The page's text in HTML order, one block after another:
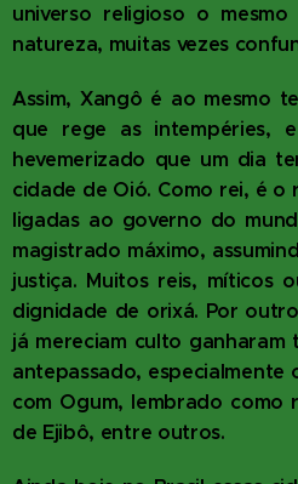
universo religioso o
natureza, muitas vezes
Assim, Xangô é ao mesmo
que rege as intempéries,
hevemerizado que um dia
cidade de Oió. Como rei, é
ligadas ao governo do
magistrado máximo,
justiça. Muitos reis, míticos
dignidade de orixá. Por
já mereciam culto
antepassado, especialmente
com Ogum, lembrado como
de Ejibô, entre outros.